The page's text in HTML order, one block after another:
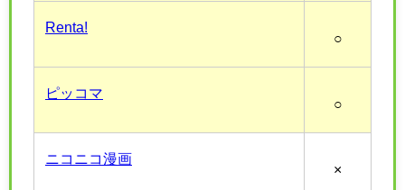
Renta!
○
ピッコマ
○
ニコニコ漫画
×